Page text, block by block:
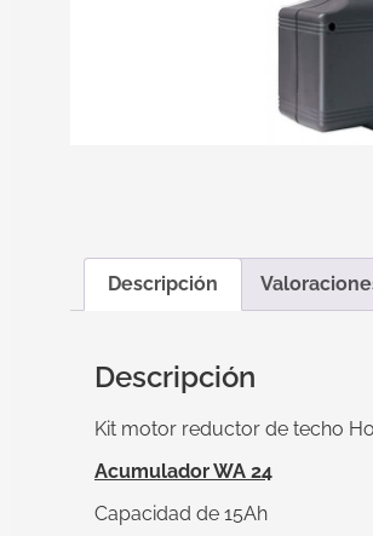
Descripción
Descripción
Kit motor reductor de techo
Acumulador WA 24
Capacidad de 15Ah